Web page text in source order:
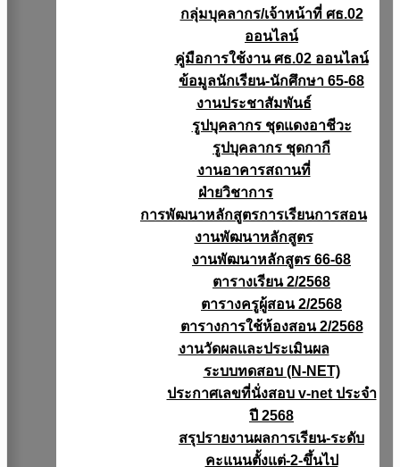
กลุ่มบุคลากร/เจ้าหน้าที่ ศธ.02
ออนไลน์
คู่มือการใช้งาน ศธ.02 ออนไลน์
ข้อมูลนักเรียน-นักศึกษา 65-68
งานประชาสัมพันธ์
รูปบุคลากร ชุดแดงอาชีวะ
รูปบุคลากร ชุดกากี
งานอาคารสถานที่
ฝ่ายวิชาการ
การพัฒนาหลักสูตรการเรียนการสอน
งานพัฒนาหลักสูตร
งานพัฒนาหลักสูตร 66-68
ตารางเรียน 2/2568
ตารางครูผู้สอน 2/2568
ตารางการใช้ห้องสอน 2/2568
งานวัดผลเเละประเมินผล
ระบบทดสอบ (N-NET)
ประกาศเลขที่นั่งสอบ v-net ประจำ
ปี 2568
สรุปรายงานผลการเรียน-ระดับ
คะแนนตั้งแต่-2-ขึ้นไป